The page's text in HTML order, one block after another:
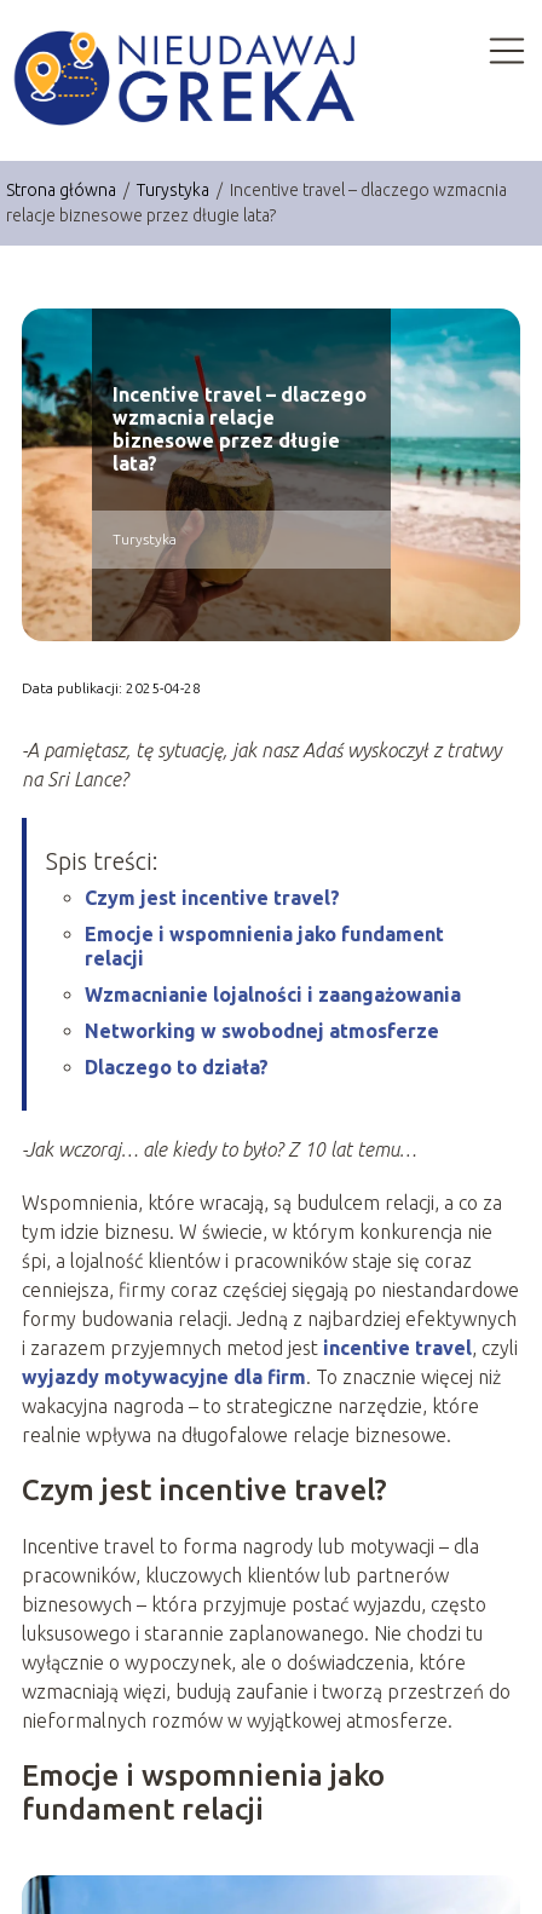
Strona główna / Turystyka / Incentive travel – dlaczego wzmacnia
relacje biznesowe przez długie lata?
Incentive travel – dlaczego
wzmacnia relacje
biznesowe przez długie
lata?
Turystyka
Data publikacji: 2025-04-28
-A pamiętasz, tę sytuację, jak nasz Adaś wyskoczył z tratwy
na Sri Lance?
Spis treści:
Czym jest incentive travel?
Emocje i wspomnienia jako fundament
relacji
Wzmacnianie lojalności i zaangażowania
Networking w swobodnej atmosferze
Dlaczego to działa?
-Jak wczoraj… ale kiedy to było? Z 10 lat temu…
Wspomnienia, które wracają, są budulcem relacji, a co za
tym idzie biznesu. W świecie, w którym konkurencja nie
śpi, a lojalność klientów i pracowników staje się coraz
cenniejsza, firmy coraz częściej sięgają po niestandardowe
formy budowania relacji. Jedną z najbardziej efektywnych
i zarazem przyjemnych metod jest incentive travel, czyli
wyjazdy motywacyjne dla firm. To znacznie więcej niż
wakacyjna nagroda – to strategiczne narzędzie, które
realnie wpływa na długofalowe relacje biznesowe.
Czym jest incentive travel?
Incentive travel to forma nagrody lub motywacji – dla
pracowników, kluczowych klientów lub partnerów
biznesowych – która przyjmuje postać wyjazdu, często
luksusowego i starannie zaplanowanego. Nie chodzi tu
wyłącznie o wypoczynek, ale o doświadczenia, które
wzmacniają więzi, budują zaufanie i tworzą przestrzeń do
nieformalnych rozmów w wyjątkowej atmosferze.
Emocje i wspomnienia jako
fundament relacji